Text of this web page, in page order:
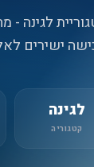
לגינה -
ישירים
לגינה
קטגוריה